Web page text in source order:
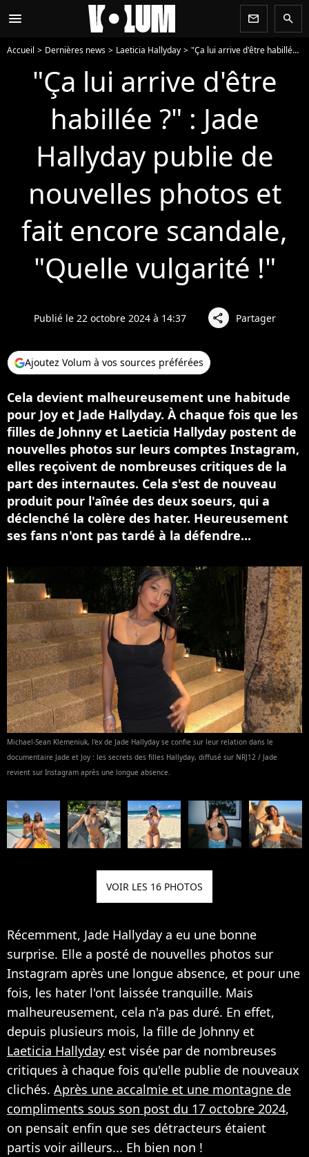
menu newsletter search
Accueil Dernières news Laeticia Hallyday "Ça lui arrive d'être habillée ?" : Jade Hallyday publie de nouvelles photos et fait encore scandale, "Quelle vulgarité !"
"Ça lui arrive d'être
habillée ?" : Jade
Hallyday publie de
nouvelles photos et
fait encore scandale,
"Quelle vulgarité !"
Publié le 22 octobre 2024 à 14:37 share Partager
Ajoutez Volum à vos sources préférées
Cela devient malheureusement une habitude
pour Joy et Jade Hallyday. À chaque fois que les
filles de Johnny et Laeticia Hallyday postent de
nouvelles photos sur leurs comptes Instagram,
elles reçoivent de nombreuses critiques de la
part des internautes. Cela s'est de nouveau
produit pour l'aînée des deux soeurs, qui a
déclenché la colère des hater. Heureusement
ses fans n'ont pas tardé à la défendre...
Michael-Sean Klemeniuk, l'ex de Jade Hallyday se confie sur leur relation dans le
documentaire Jade et Joy : les secrets des filles Hallyday, diffusé sur NRJ12 / Jade
revient sur Instagram après une longue absence.
VOIR LES 16 PHOTOS
Récemment, Jade Hallyday a eu une bonne
surprise. Elle a posté de nouvelles photos sur
Instagram après une longue absence, et pour une
fois, les hater l'ont laissée tranquille. Mais
malheureusement, cela n'a pas duré. En effet,
depuis plusieurs mois, la fille de Johnny et
Laeticia Hallyday est visée par de nombreuses
critiques à chaque fois qu'elle publie de nouveaux
clichés. Après une accalmie et une montagne de
compliments sous son post du 17 octobre 2024,
on pensait enfin que ses détracteurs étaient
partis voir ailleurs... Eh bien non !